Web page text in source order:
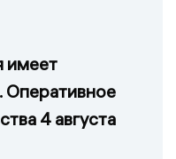
имеет
Оперативное
4 августа